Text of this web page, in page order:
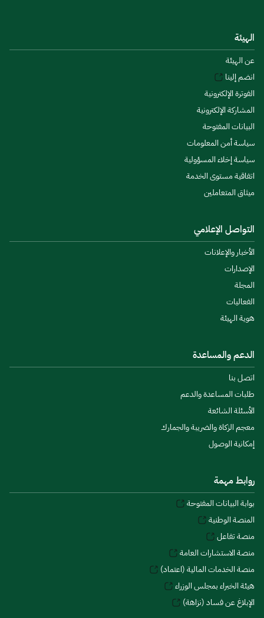
الهيئة
عن الهيئة
انضم إلينا
الفوترة الإلكترونية
المشاركة الإلكترونية
البيانات المفتوحة
سياسة أمن المعلومات
سياسة إخلاء المسؤولية
اتفاقية مستوى الخدمة
ميثاق المتعاملين
التواصل الإعلامي
الأخبار والإعلانات
الإصدارات
المجلة
الفعاليات
هوية الهيئة
الدعم والمساعدة
اتصل بنا
طلبات المساعدة والدعم
الأسئلة الشائعة
معجم الزكاة والضريبة والجمارك
إمكانية الوصول
روابط مهمة
بوابة البيانات المفتوحة
المنصة الوطنية
منصة تفاعل
منصة الاستشارات العامة
منصة الخدمات المالية (اعتماد)
هيئة الخبراء بمجلس الوزراء
الإبلاغ عن فساد (نزاهة)